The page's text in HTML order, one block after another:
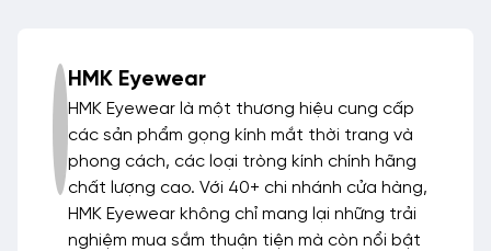
HMK Eyewear
HMK Eyewear là một thương hiệu cung cấp
các sản phẩm gọng kính mắt thời trang và
phong cách, các loại tròng kính chính hãng
chất lượng cao. Với 40+ chi nhánh cửa hàng,
HMK Eyewear không chỉ mang lại những trải
nghiệm mua sắm thuận tiện mà còn nổi bật